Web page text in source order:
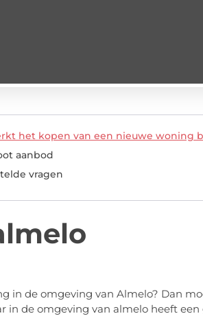
het kopen van een nieuwe woning
aanbod
vragen
in de omgeving van Almelo? Dan
in de omgeving van almelo heeft